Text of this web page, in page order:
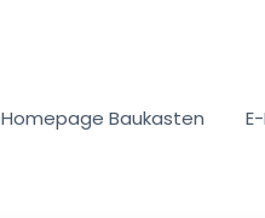
Homepage Baukasten